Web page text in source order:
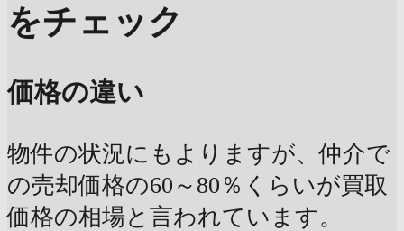
をチェック
価格の違い
物件の状況にもよりますが、仲介で
の売却価格の60～80％くらいが買取
価格の相場と言われています。